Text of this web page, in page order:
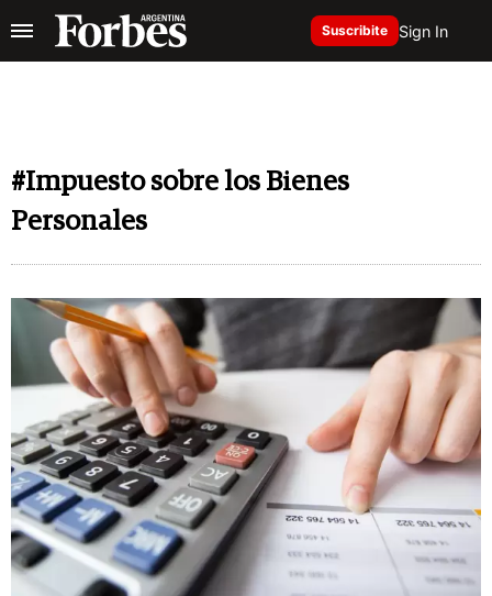
Suscribite Sign In
#Impuesto sobre los Bienes
Personales